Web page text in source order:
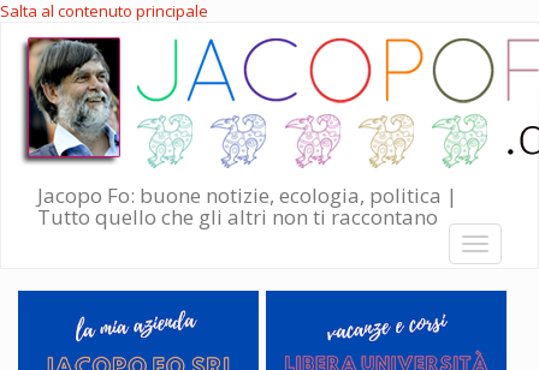
Salta al contenuto principale
Jacopo Fo: buone notizie, ecologia, politica |
Tutto quello che gli altri non ti raccontano
Toggle